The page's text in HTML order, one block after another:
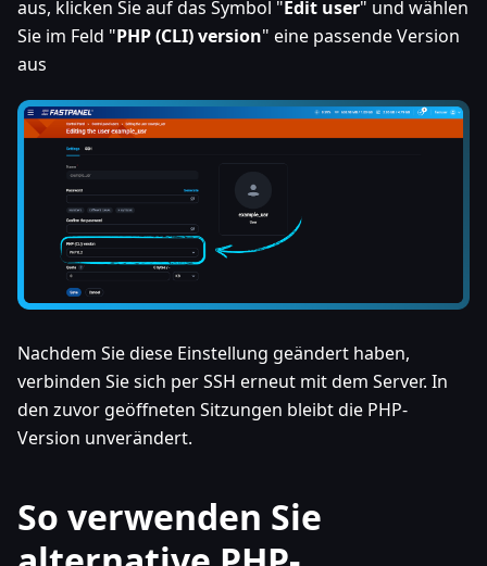
aus, klicken Sie auf das Symbol "Edit user" und wählen
Sie im Feld "PHP (CLI) version" eine passende Version
aus
Nachdem Sie diese Einstellung geändert haben,
verbinden Sie sich per SSH erneut mit dem Server. In
den zuvor geöffneten Sitzungen bleibt die PHP-
Version unverändert.
So verwenden Sie